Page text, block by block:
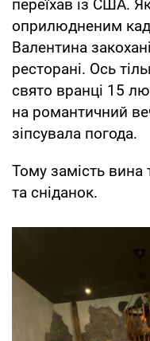
переїхав із США.
оприлюдненим
Валентина
ресторані. Ось
свято вранці 15
на романтичний
зіпсувала погода.
Тому замість вина
та сніданок.